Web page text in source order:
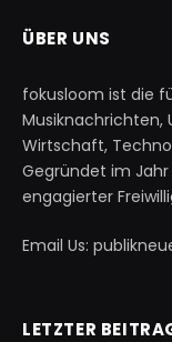
ÜBER UNS
fokusloom ist die
Musiknachrichten,
Wirtschaft,
Gegründet im
engagierter
Email Us:
LETZTER